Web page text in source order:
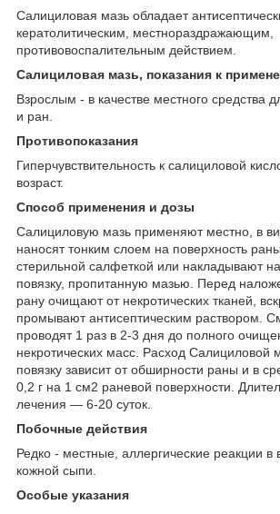
Салициловая мазь обладает
кератолитическим, местнораздражающим,
противовоспалительным действием.
Салициловая мазь, показания к
Взрослым - в качестве местного средства
и ран.
Противопоказания
Гиперчувствительность к салициловой
возраст.
Способ применения и дозы
Салициловую мазь применяют местно, в
наносят тонким слоем на поверхность
стерильной салфеткой или накладывают
повязку, пропитанную мазью. Перед
рану очищают от некротических тканей,
промывают антисептическим раствором.
проводят 1 раз в 2-3 дня до полного
некротических масс. Расход Салициловой
повязку зависит от обширности раны и в
0,2 г на 1 см2 раневой поверхности.
лечения — 6-20 суток.
Побочные действия
Редко - местные, аллергические реакции в
кожной сыпи.
Особые указания